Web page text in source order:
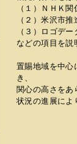
（１）ＮＨＫ
（２）米沢市
（３）ロゴデ
などの項目を説
置賜地域を中心
き、
関心の高さをあ
状況の進展によ